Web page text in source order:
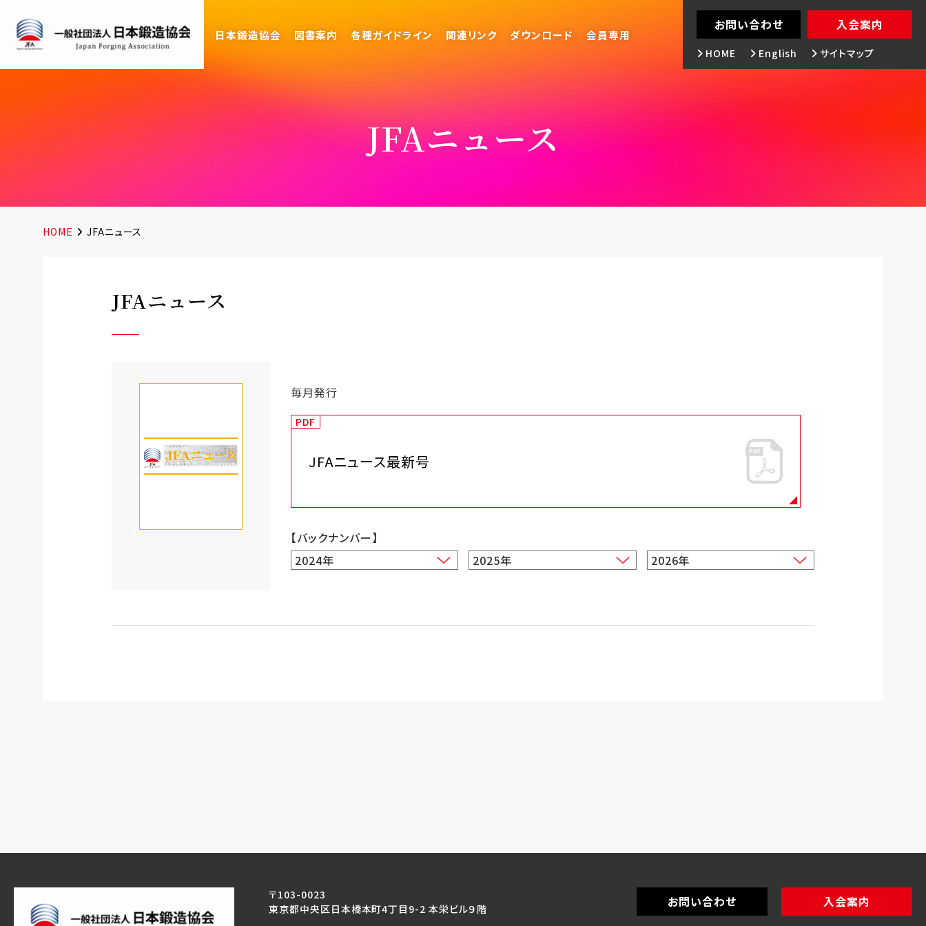
日本鍛造協会 図書案内 各種ガイドライン 関連リンク ダウンロード 会員専用
お問い合わせ 入会案内
HOME English サイトマップ
JFAニュース
HOME JFAニュース
JFAニュース
毎月発行
PDF
JFAニュース最新号
【バックナンバー】
2024年
2025年 2026年
〒103-0023
東京都中央区日本橋本町4丁目9-2 本栄ビル９階
お問い合わせ 入会案内